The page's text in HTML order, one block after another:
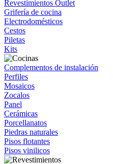
Revestimientos Outlet
Grifería de cocina
Electrodomésticos
Cestos
Piletas
Kits
Complementos de instalación
Perfiles
Mosaicos
Zocalos
Panel
Cerámicas
Porcellanatos
Piedras naturales
Pisos flotantes
Pisos vinilicos